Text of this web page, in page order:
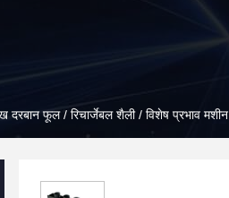
दरबान फूल / रिचार्जेबल शैली / विशेष प्रभाव मशीन